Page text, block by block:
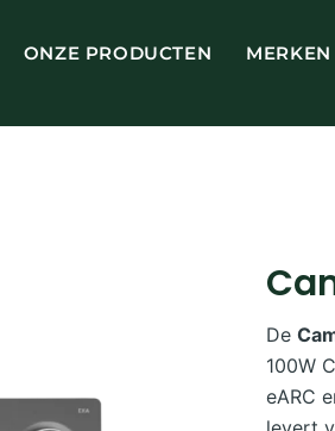
ONZE PRODUCTEN MERKEN
De
100W
eARC